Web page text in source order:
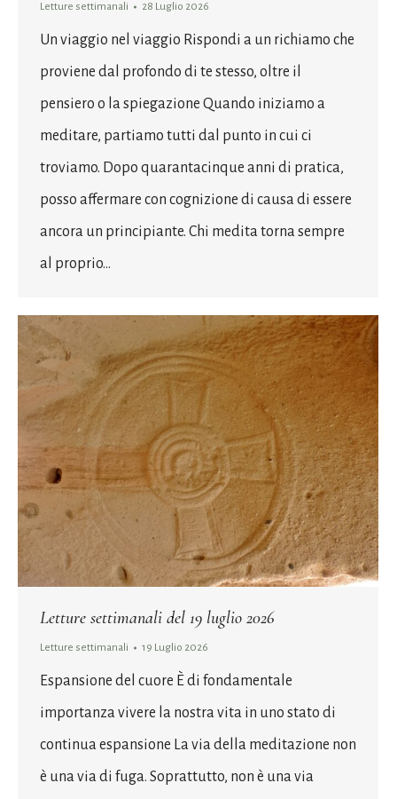
Letture settimanali 28 Luglio 2026
Un viaggio nel viaggio Rispondi a un richiamo che
proviene dal profondo di te stesso, oltre il
pensiero o la spiegazione Quando iniziamo a
meditare, partiamo tutti dal punto in cui ci
troviamo. Dopo quarantacinque anni di pratica,
posso affermare con cognizione di causa di essere
ancora un principiante. Chi medita torna sempre
al proprio…
Letture settimanali del 19 luglio 2026
Letture settimanali 19 Luglio 2026
Espansione del cuore È di fondamentale
importanza vivere la nostra vita in uno stato di
continua espansione La via della meditazione non
è una via di fuga. Soprattutto, non è una via